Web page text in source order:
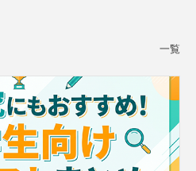
一覧